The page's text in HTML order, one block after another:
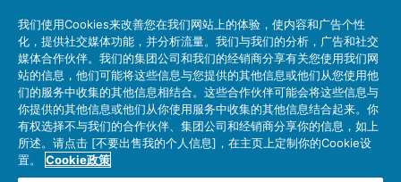
我们的公司 企业社会责任 IR消息 公司新到信息列表
产品信息新的列表
网站地图
联系我们
个人信息保护方针 JAE Cookie政策
关于利用本网站
社交媒体官方账号运营方针
我们使用Cookies来改善您在我们网站上的体验，使内容和广告个性
化，提供社交媒体功能，并分析流量。我们与我们的分析，广告和社交
媒体合作伙伴。我们的集团公司和我们的经销商分享有关您使用我们网
站的信息，他们可能将这些信息与您提供的其他信息或他们从您使用他
们的服务中收集的其他信息相结合。这些合作伙伴可能会将这些信息与
你提供的其他信息或他们从你使用服务中收集的其他信息结合起来。你
有权选择不与我们的合作伙伴、集团公司和经销商分享你的信息，如上
所述。请点击 [不要出售我的个人信息]，在主页上定制你的Cookie设
置。
Cookie政策